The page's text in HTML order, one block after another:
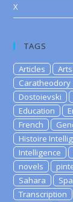
X
TAGS
Articles
Caratheodory
Dostoievski
Education
French
Histoire
Intelligence
novels
Sahara
Transcription